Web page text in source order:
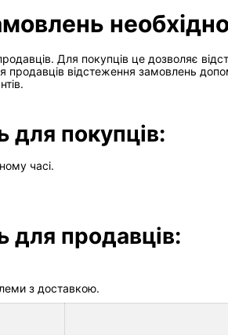
Для покупців це дозволяє
відстеження замовлень
для покупців:
часі.
для продавців:
з доставкою.